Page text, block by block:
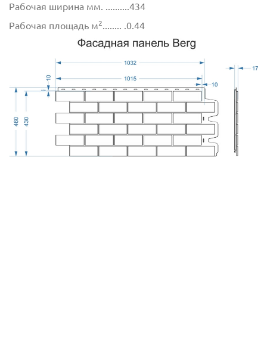
Рабочая ширина мм. ..........434
Рабочая площадь м2........ .0.44